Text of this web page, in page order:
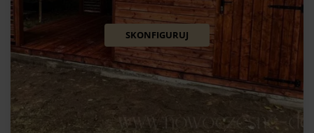
SKONFIGURUJ